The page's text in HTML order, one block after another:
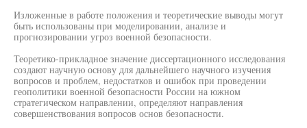
Изложенные в работе положения и теоретические выводы могут
быть использованы при моделировании, анализе и
прогнозировании угроз военной безопасности.
Теоретико-прикладное значение диссертационного исследования
создают научную основу для дальнейшего научного изучения
вопросов и проблем, недостатков и ошибок при проведении
геополитики военной безопасности России на южном
стратегическом направлении, определяют направления
совершенствования вопросов основ безопасности.